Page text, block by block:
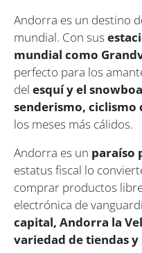
Andorra es un destino
mundial. Con sus
mundial como
perfecto para los
del esquí y el
senderismo, ciclismo
los meses más cálidos.
Andorra es un paraíso
estatus fiscal lo
comprar productos
electrónica de
capital, Andorra la
variedad de tiendas